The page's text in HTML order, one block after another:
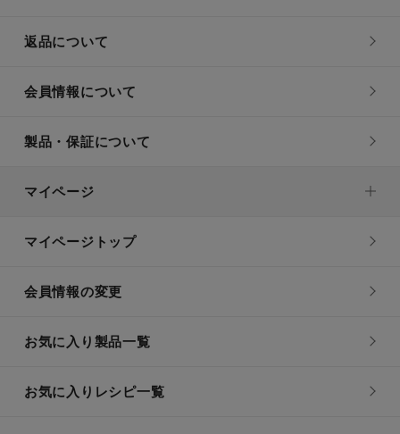
返品について
会員情報について
製品・保証について
マイページ
マイページトップ
会員情報の変更
お気に入り製品一覧
お気に入りレシピ一覧